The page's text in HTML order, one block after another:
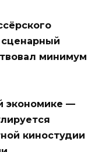
минимум
экономике —
киностудии